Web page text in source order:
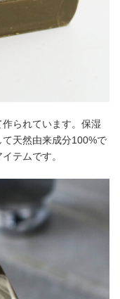
られています。保湿
天然由来成分100%で
テムです。